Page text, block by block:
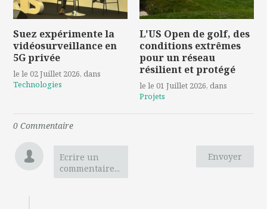
Suez expérimente la
vidéosurveillance en
5G privée
le le 02 Juillet 2026, dans
Technologies
L'US Open de golf, des
conditions extrêmes
pour un réseau
résilient et protégé
le le 01 Juillet 2026, dans
Projets
0 Commentaire
Envoyer
Ecrire un
commentaire...